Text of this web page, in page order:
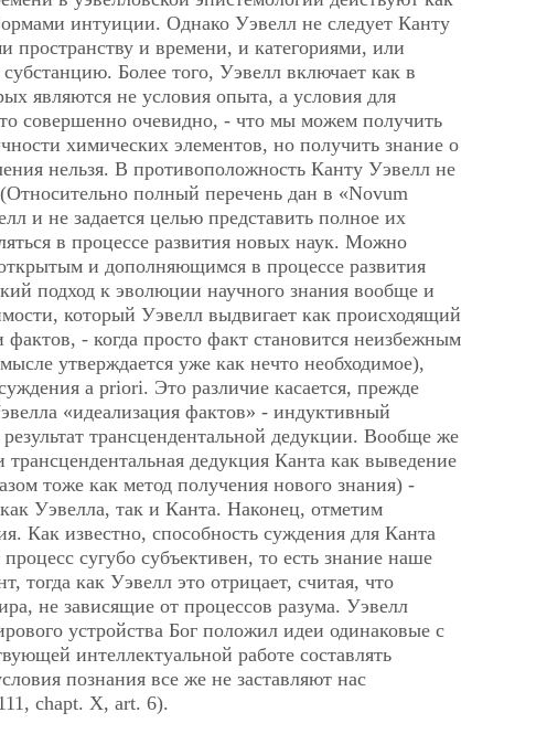
интуиции. Однако Уэвелл не следует Канту
и времени, и категориями, или
Более того, Уэвелл включает как в
являются не условия опыта, а условия для
совершенно очевидно, - что мы можем получить
химических элементов, но получить знание о
нельзя. В противоположность Канту Уэвелл не
полный перечень дан в «Novum
и не задается целью представить полное их
в процессе развития новых наук. Можно
и дополняющимся в процессе развития
подход к эволюции научного знания вообще и
который Уэвелл выдвигает как происходящий
- когда просто факт становится неизбежным
утверждается уже как нечто необходимое),
a priori. Это различие касается, прежде
«идеализация фактов» - индуктивный
трансцендентальной дедукции. Вообще же
дедукция Канта как выведение
тоже как метод получения нового знания) -
Уэвелла, так и Канта. Наконец, отметим
Как известно, способность суждения для Канта
сугубо субъективен, то есть знание наше
тогда как Уэвелл это отрицает, считая, что
не зависящие от процессов разума. Уэвелл
устройства Бог положил идеи одинаковые с
интеллектуальной работе составлять
познания все же не заставляют нас
chapt. Х, art. 6).